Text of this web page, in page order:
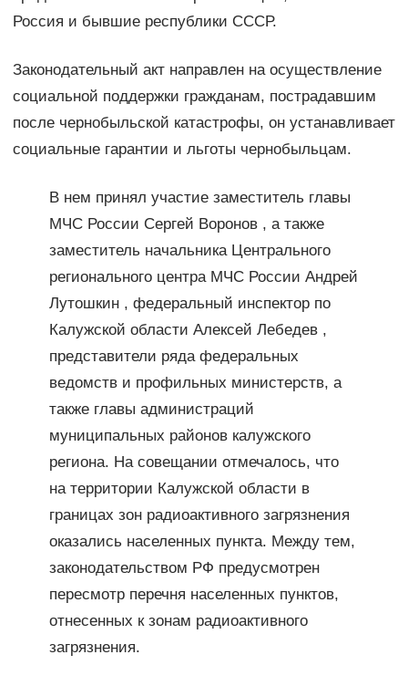
Россия и бывшие республики СССР.
Законодательный акт направлен на осуществление
социальной поддержки гражданам, пострадавшим
после чернобыльской катастрофы, он устанавливает
социальные гарантии и льготы чернобыльцам.
В нем принял участие заместитель главы
МЧС России Сергей Воронов , а также
заместитель начальника Центрального
регионального центра МЧС России Андрей
Лутошкин , федеральный инспектор по
Калужской области Алексей Лебедев ,
представители ряда федеральных
ведомств и профильных министерств, а
также главы администраций
муниципальных районов калужского
региона. На совещании отмечалось, что
на территории Калужской области в
границах зон радиоактивного загрязнения
оказались населенных пункта. Между тем,
законодательством РФ предусмотрен
пересмотр перечня населенных пунктов,
отнесенных к зонам радиоактивного
загрязнения.